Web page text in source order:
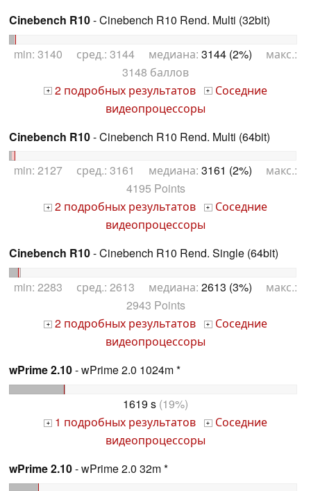
Cinebench R10- Cinebench R10 Rend. Multi (32bit)
min: 3140 сред.: 3144 медиана: 3144 (2%) макс.:
3148 баллов
+ 2 подробных результатов + Соседние
видеопроцессоры
Cinebench R10- Cinebench R10 Rend. Multi (64bit)
min: 2127 сред.: 3161 медиана: 3161 (2%) макс.:
4195 Points
+ 2 подробных результатов + Соседние
видеопроцессоры
Cinebench R10- Cinebench R10 Rend. Single (64bit)
min: 2283 сред.: 2613 медиана: 2613 (3%) макс.:
2943 Points
+ 2 подробных результатов + Соседние
видеопроцессоры
wPrime 2.10- wPrime 2.0 1024m *
1619 s (19%)
+ 1 подробных результатов + Соседние
видеопроцессоры
wPrime 2.10- wPrime 2.0 32m *